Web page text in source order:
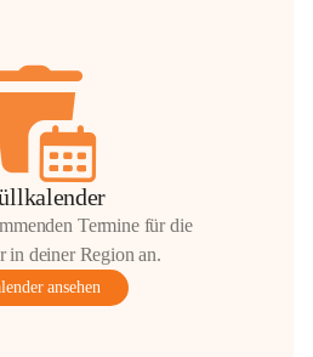
Termine für die
in deiner Region an.
ansehen